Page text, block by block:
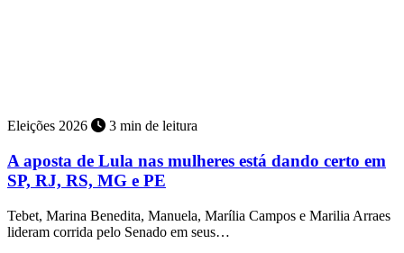
Eleições 2026 3 min de leitura
A aposta de Lula nas mulheres está dando certo em
SP, RJ, RS, MG e PE
Tebet, Marina Benedita, Manuela, Marília Campos e Marilia Arraes
lideram corrida pelo Senado em seus…